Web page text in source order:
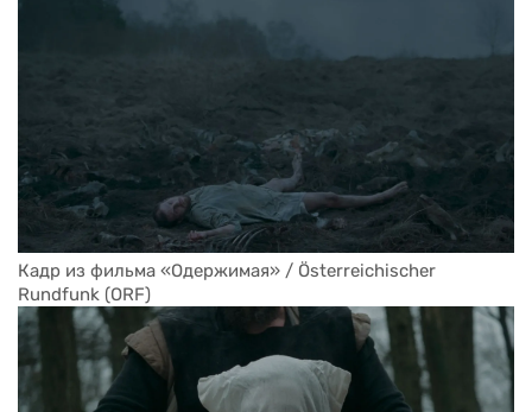
Кадр из фильма «Одержимая» / Österreichischer
Rundfunk (ORF)